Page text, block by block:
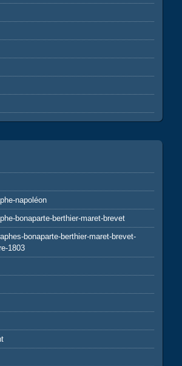
napoléon
bonaparte-berthier-maret-brevet
bonaparte-berthier-maret-brevet-
1803